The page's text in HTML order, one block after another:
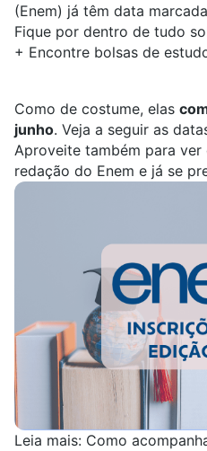
(Enem) já têm data
Fique por dentro de tudo
+ Encontre bolsas de
Como de costume, elas
junho. Veja a seguir as
Aproveite também para ver
redação do Enem e já se
Leia mais: Como